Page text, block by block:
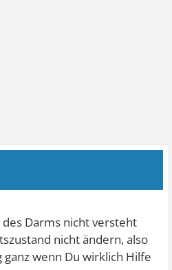
Darms nicht versteht
nicht ändern, also
wenn Du wirklich Hilfe